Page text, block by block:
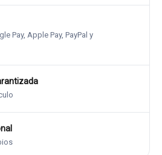
Pay, Apple Pay, PayPal y